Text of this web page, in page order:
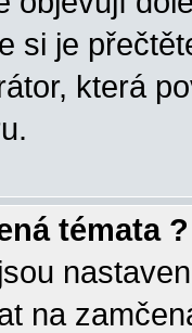
si je
která
témata ?
na